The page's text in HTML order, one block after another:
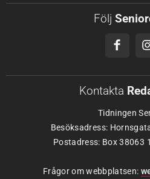
Följ
Kontakta
Tidningen
Besöksadress:
Postadress: Box 38063
Frågor om webbplatsen: